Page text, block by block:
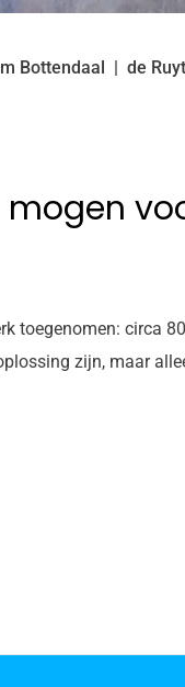
Bottendaal de
toegenomen: circa
zijn, maar